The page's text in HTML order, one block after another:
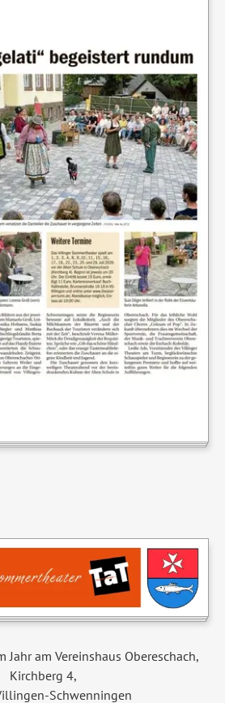
Jahr am Vereinshaus Obereschach,
Kirchberg 4,
Schwenningen